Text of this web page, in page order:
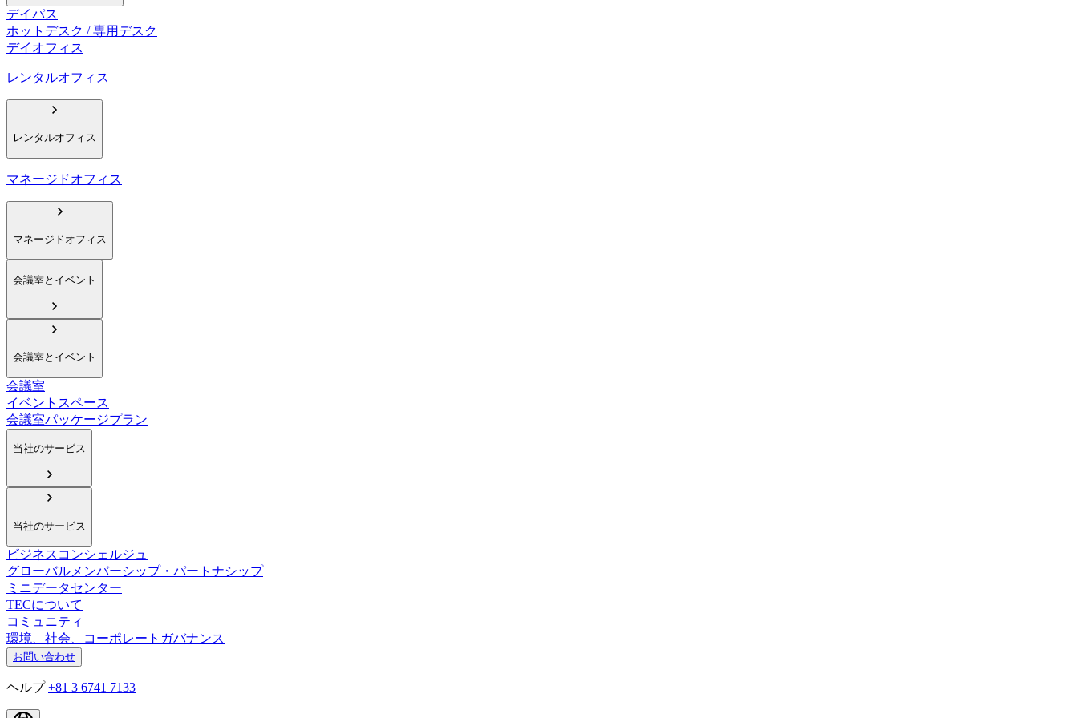
デイパス
ホットデスク / 専用デスク
デイオフィス
レンタルオフィス
レンタルオフィス
マネージドオフィス
マネージドオフィス
会議室とイベント
会議室とイベント
会議室
イベントスペース
会議室パッケージプラン
当社のサービス
当社のサービス
ビジネスコンシェルジュ
グローバルメンバーシップ・パートナシップ
ミニデータセンター
TECについて
コミュニティ
環境、社会、コーポレートガバナンス
お問い合わせ
ヘルプ +81 3 6741 7133